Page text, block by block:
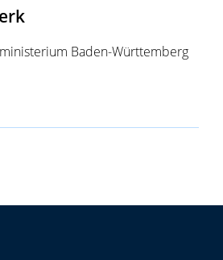
Baden-Württemberg